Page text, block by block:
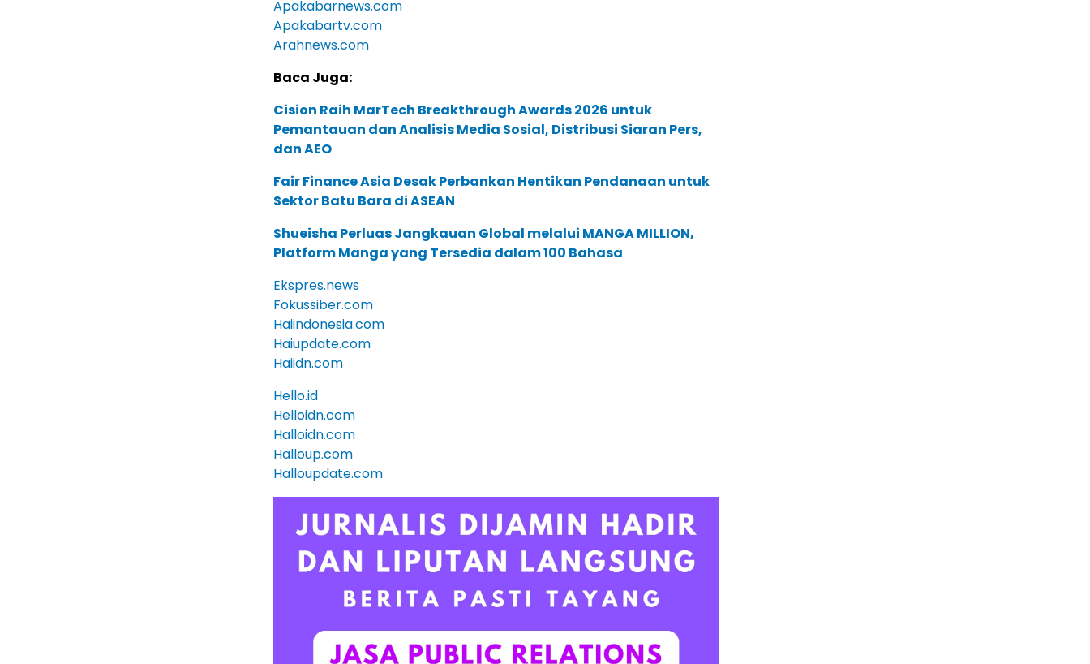
Apakabarnews.com
Apakabartv.com
Arahnews.com
Baca Juga:
Cision Raih MarTech Breakthrough Awards 2026 untuk
Pemantauan dan Analisis Media Sosial, Distribusi Siaran Pers,
dan AEO
Fair Finance Asia Desak Perbankan Hentikan Pendanaan untuk
Sektor Batu Bara di ASEAN
Shueisha Perluas Jangkauan Global melalui MANGA MILLION,
Platform Manga yang Tersedia dalam 100 Bahasa
Ekspres.news
Fokussiber.com
Haiindonesia.com
Haiupdate.com
Haiidn.com
Hello.id
Helloidn.com
Halloidn.com
Halloup.com
Halloupdate.com